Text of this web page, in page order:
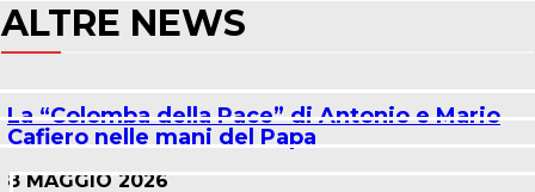
ALTRE NEWS
La “Colomba della Pace” di Antonio e Mario
Cafiero nelle mani del Papa
8 MAGGIO 2026